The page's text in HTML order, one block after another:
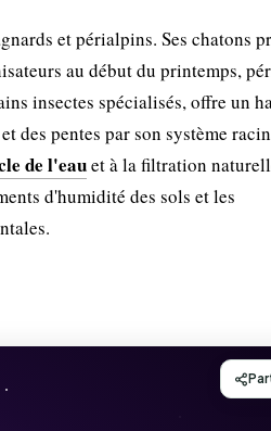
et périalpins. Ses chatons
au début du printemps,
insectes spécialisés, offre un
des pentes par son système
de l'eauet à la filtration
d'humidité des sols et les